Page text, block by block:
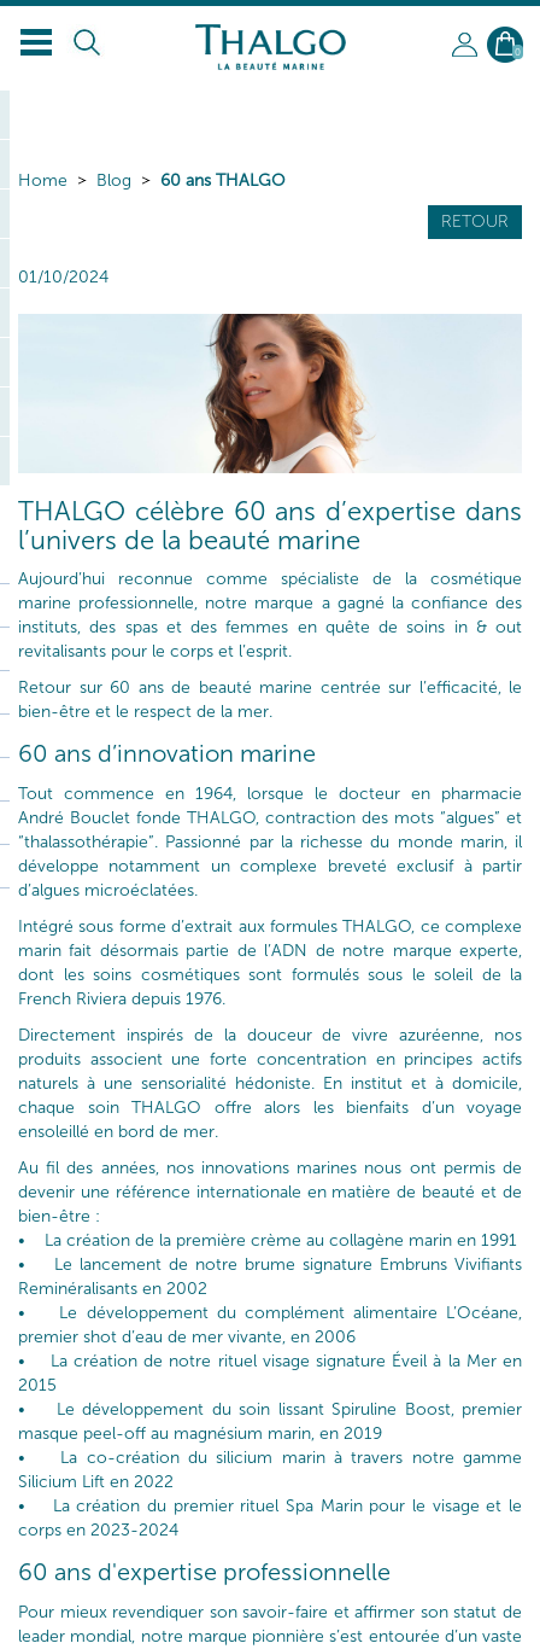
0
Home Blog
60 ans THALGO
RETOUR
01/10/2024
THALGO célèbre 60 ans d’expertise dans
l’univers de la beauté marine
Aujourd’hui reconnue comme spécialiste de la cosmétique
marine professionnelle, notre marque a gagné la confiance des
instituts, des spas et des femmes en quête de soins in & out
revitalisants pour le corps et l’esprit.
Retour sur 60 ans de beauté marine centrée sur l’efficacité, le
bien-être et le respect de la mer.
60 ans d’innovation marine
Tout commence en 1964, lorsque le docteur en pharmacie
André Bouclet fonde THALGO, contraction des mots “algues” et
“thalassothérapie”. Passionné par la richesse du monde marin, il
développe notamment un complexe breveté exclusif à partir
d’algues microéclatées.
Intégré sous forme d’extrait aux formules THALGO, ce complexe
marin fait désormais partie de l’ADN de notre marque experte,
dont les soins cosmétiques sont formulés sous le soleil de la
French Riviera depuis 1976.
Directement inspirés de la douceur de vivre azuréenne, nos
produits associent une forte concentration en principes actifs
naturels à une sensorialité hédoniste. En institut et à domicile,
chaque soin THALGO offre alors les bienfaits d’un voyage
ensoleillé en bord de mer.
Au fil des années, nos innovations marines nous ont permis de
devenir une référence internationale en matière de beauté et de
bien-être :
• La création de la première crème au collagène marin en 1991
• Le lancement de notre brume signature Embruns Vivifiants
Reminéralisants en 2002
• Le développement du complément alimentaire L’Océane,
premier shot d’eau de mer vivante, en 2006
• La création de notre rituel visage signature Éveil à la Mer en
2015
• Le développement du soin lissant Spiruline Boost, premier
masque peel-off au magnésium marin, en 2019
• La co-création du silicium marin à travers notre gamme
Silicium Lift en 2022
• La création du premier rituel Spa Marin pour le visage et le
corps en 2023-2024
60 ans d'expertise professionnelle
Pour mieux revendiquer son savoir-faire et affirmer son statut de
leader mondial, notre marque pionnière s’est entourée d’un vaste